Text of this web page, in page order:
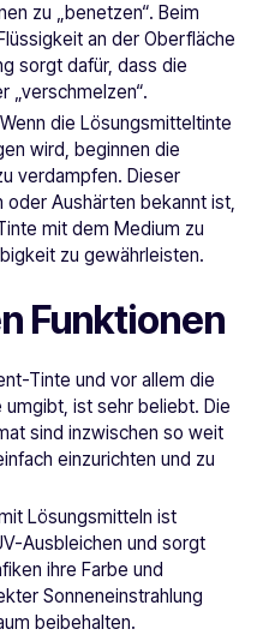
zu „benetzen“. Beim
an der Oberfläche
sorgt dafür, dass die
„verschmelzen“.
die Lösungsmitteltinte
wird, beginnen die
verdampfen. Dieser
oder Aushärten bekannt ist,
mit dem Medium zu
zu gewährleisten.
Funktionen
Tinte und vor allem die
ist sehr beliebt. Die
sind inzwischen so weit
einzurichten und zu
Lösungsmitteln ist
Ausbleichen und sorgt
ihre Farbe und
Sonneneinstrahlung
beibehalten.